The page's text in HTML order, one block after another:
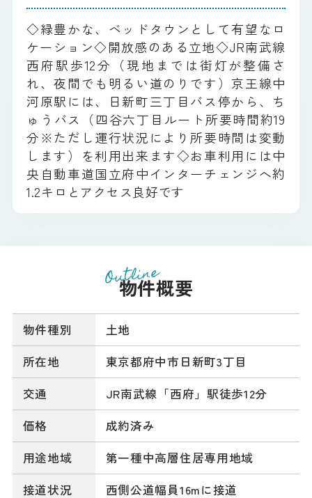
◇緑豊かな、ベッドタウンとして有望なロ
ケーション◇開放感のある立地◇JR南武線
西府駅歩12分（現地までは街灯が整備さ
れ、夜間でも明るい道のりです）京王線中
河原駅には、日新町三丁目バス停から、ち
ゅうバス（四谷六丁目ルート所要時間約19
分※ただし運行状況により所要時間は変動
します）を利用出来ます◇お車利用には中
央自動車道国立府中インターチェンジへ約
1.2キロとアクセス良好です
Outline
物件概要
物件種別
土地
所在地
東京都府中市日新町3丁目
交通
JR南武線「西府」駅徒歩12分
価格
成約済み
用途地域
第一種中高層住居専用地域
接道状況
西側公道幅員16mに接道